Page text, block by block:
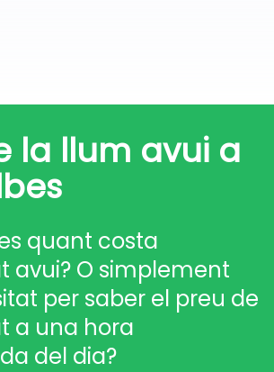
la llum avui a
quant costa
avui? O simplement
per saber el preu de
a una hora
del dia?